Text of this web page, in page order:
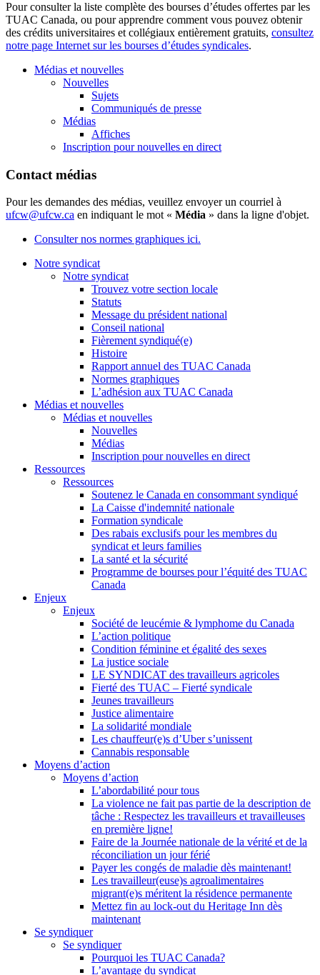
Pour consulter la liste complète des bourses d’études offertes par les
TUAC Canada, ou pour apprendre comment vous pouvez obtenir
des crédits universitaires et collégiaux entièrement gratuits, consultez
notre page Internet sur les bourses d’études syndicales.
Médias et nouvelles
Nouvelles
Sujets
Communiqués de presse
Médias
Affiches
Inscription pour nouvelles en direct
Contact médias
Pour les demandes des médias, veuillez envoyer un courriel à
ufcw@ufcw.ca en indiquant le mot « Média » dans la ligne d'objet.
Consulter nos normes graphiques ici.
Notre syndicat
Notre syndicat
Trouvez votre section locale
Statuts
Message du président national
Conseil national
Fièrement syndiqué(e)
Histoire
Rapport annuel des TUAC Canada
Normes graphiques
L’adhésion aux TUAC Canada
Médias et nouvelles
Médias et nouvelles
Nouvelles
Médias
Inscription pour nouvelles en direct
Ressources
Ressources
Soutenez le Canada en consommant syndiqué
La Caisse d'indemnité nationale
Formation syndicale
Des rabais exclusifs pour les membres du
syndicat et leurs families
La santé et la sécurité
Programme de bourses pour l’équité des TUAC
Canada
Enjeux
Enjeux
Société de leucémie & lymphome du Canada
L’action politique
Condition féminine et égalité des sexes
La justice sociale
LE SYNDICAT des travailleurs agricoles
Fierté des TUAC – Fierté syndicale
Jeunes travailleurs
Justice alimentaire
La solidarité mondiale
Les chauffeur(e)s d’Uber s’unissent
Cannabis responsable
Moyens d’action
Moyens d’action
L’abordabilité pour tous
La violence ne fait pas partie de la description de
tâche : Respectez les travailleurs et travailleuses
en première ligne!
Faire de la Journée nationale de la vérité et de la
réconciliation un jour férié
Payer les congés de maladie dès maintenant!
Les travailleur(euse)s agroalimentaires
migrant(e)s méritent la résidence permanente
Mettez fin au lock-out du Heritage Inn dès
maintenant
Se syndiquer
Se syndiquer
Pourquoi les TUAC Canada?
L’avantage du syndicat